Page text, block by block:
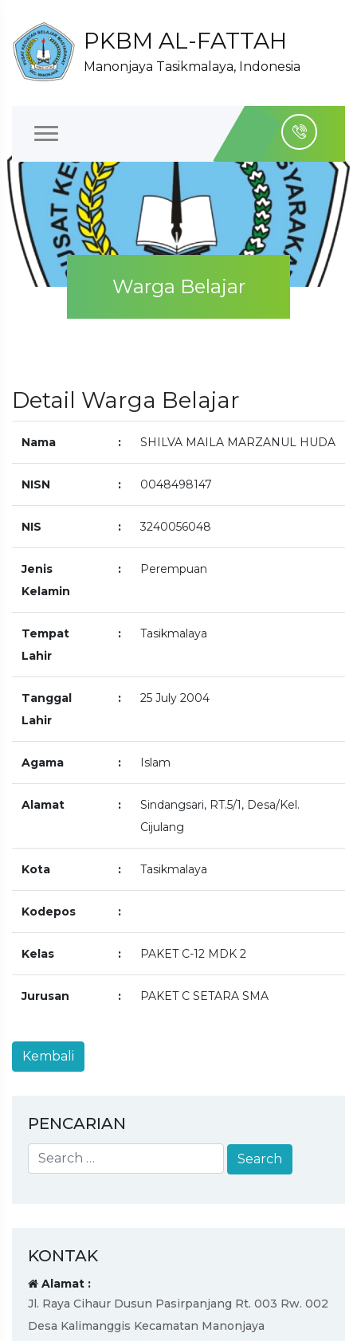
PKBM AL-FATTAH
Manonjaya Tasikmalaya, Indonesia
Warga Belajar
Detail Warga Belajar
Nama : SHILVA MAILA MARZANUL HUDA
NISN : 0048498147
NIS : 3240056048
Jenis
Kelamin
: Perempuan
Tempat
Lahir
: Tasikmalaya
Tanggal
Lahir
: 25 July 2004
Agama : Islam
Alamat :
Sindangsari, RT.5/1, Desa/Kel.
Cijulang
Kota : Tasikmalaya
Kodepos :
Kelas : PAKET C-12 MDK 2
Jurusan : PAKET C SETARA SMA
PENCARIAN
KONTAK
Alamat :
Jl. Raya Cihaur Dusun Pasirpanjang Rt. 003 Rw. 002
Desa Kalimanggis Kecamatan Manonjaya